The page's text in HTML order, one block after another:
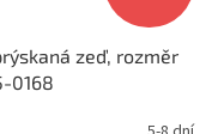
zeď, rozměr
0168